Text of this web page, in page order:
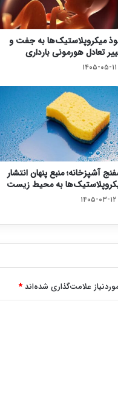
میکروپلاستیک‌ها به جفت و
تعادل هورمونی بارداری
۱۴۰۵-۰۵-۱۱
آشپزخانه؛ منبع پنهان انتشار
به محیط زیست
۱۴۰۵-۰۳-۱۲
علامت‌گذاری شده‌اند*